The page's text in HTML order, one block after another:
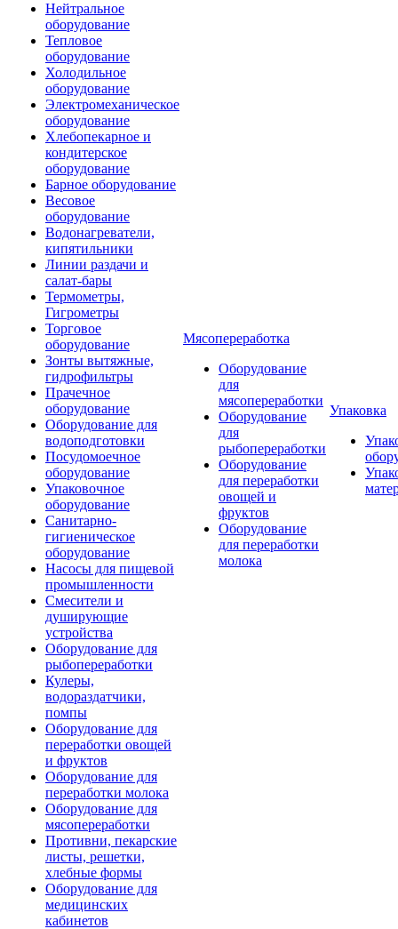
Нейтральное
оборудование
Тепловое
оборудование
Холодильное
оборудование
Электромеханическое
оборудование
Хлебопекарное и
кондитерское
оборудование
Барное оборудование
Весовое
оборудование
Водонагреватели,
кипятильники
Линии раздачи и
салат-бары
Термометры,
Гигрометры
Торговое
оборудование
Зонты вытяжные,
гидрофильтры
Прачечное
оборудование
Оборудование для
водоподготовки
Посудомоечное
оборудование
Упаковочное
оборудование
Санитарно-
гигиеническое
оборудование
Насосы для пищевой
промышленности
Смесители и
душирующие
устройства
Оборудование для
рыбопереработки
Кулеры,
водораздатчики,
помпы
Оборудование для
переработки овощей
и фруктов
Оборудование для
переработки молока
Оборудование для
мясопереработки
Противни, пекарские
листы, решетки,
хлебные формы
Оборудование для
медицинских
кабинетов
Мясопереработка
Оборудование
для
мясопереработки
Оборудование
для
рыбопереработки
Оборудование
для переработки
овощей и
фруктов
Оборудование
для переработки
молока
Упаковка